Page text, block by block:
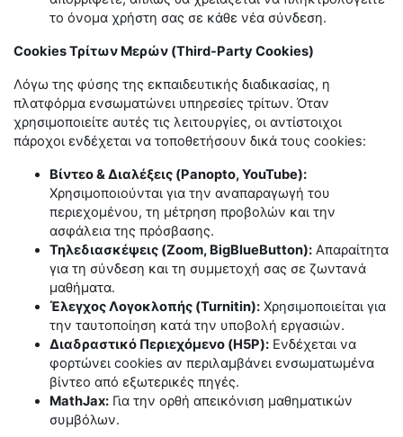
το όνομα χρήστη σας σε κάθε νέα σύνδεση.
CookiesΤρίτων Μερών (Third-Party Cookies)
Λόγω της φύσης της εκπαιδευτικής διαδικασίας, η
πλατφόρμα ενσωματώνει υπηρεσίες τρίτων. Όταν
χρησιμοποιείτε αυτές τις λειτουργίες, οι αντίστοιχοι
πάροχοι ενδέχεται να τοποθετήσουν δικά τους cookies:
Βίντεο & Διαλέξεις (Panopto, YouTube):
Χρησιμοποιούνται για την αναπαραγωγή του
περιεχομένου, τη μέτρηση προβολών και την
ασφάλεια της πρόσβασης.
Τηλεδιασκέψεις (Zoom, BigBlueButton): Απαραίτητα
για τη σύνδεση και τη συμμετοχή σας σε ζωντανά
μαθήματα.
Έλεγχος Λογοκλοπής (Turnitin): Χρησιμοποιείται για
την ταυτοποίηση κατά την υποβολή εργασιών.
Διαδραστικό Περιεχόμενο (H5P): Ενδέχεται να
φορτώνει cookies αν περιλαμβάνει ενσωματωμένα
βίντεο από εξωτερικές πηγές.
MathJax: Για την ορθή απεικόνιση μαθηματικών
συμβόλων.